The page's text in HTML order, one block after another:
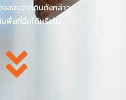
จสอบว่าที่ดินดังกล่าว
พื้นที่อื่นได้หรือไม่